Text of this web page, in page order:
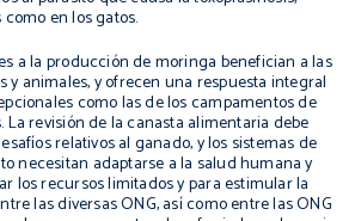
en los gatos.
a la producción de moringa benefician a las
y animales, y ofrecen una respuesta integral
como las de los campamentos de
revisión de la canasta alimentaria debe
relativos al ganado, y los sistemas de
necesitan adaptarse a la salud humana y
los recursos limitados y para estimular la
las diversas ONG, así como entre las ONG